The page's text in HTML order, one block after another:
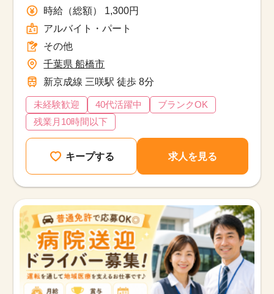
◎
時給（総額） 1,300円
アルバイト・パート
その他
千葉県 船橋市
新京成線 三咲駅 徒歩 8分
未経験歓迎 40代活躍中
ブランクOK
残業月10時間以下
キープする 求人を見る